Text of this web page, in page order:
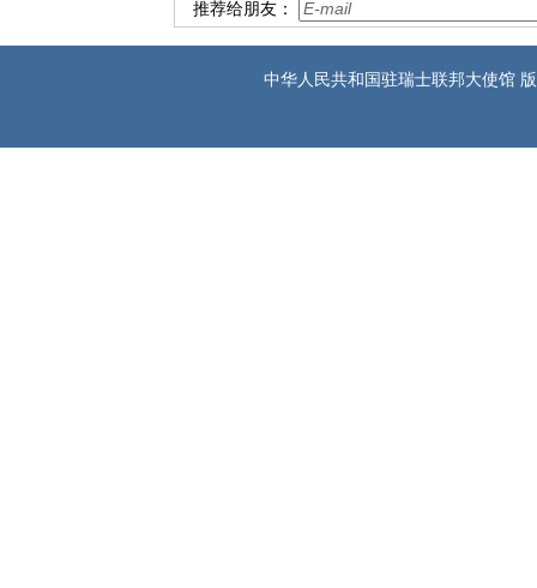
推荐给朋友：
中华人民共和国驻瑞士联邦大使馆